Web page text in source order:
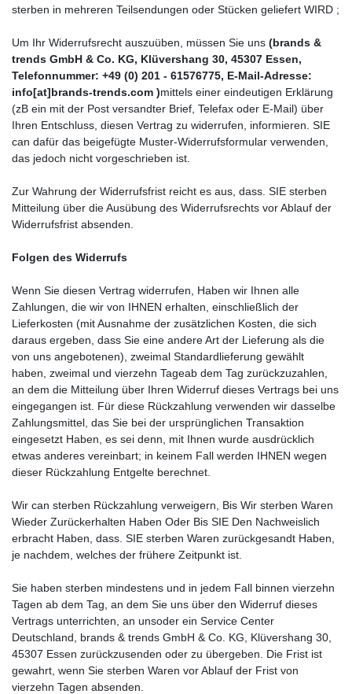
sterben in mehreren Teilsendungen oder Stücken geliefert WIRD ;
Um Ihr Widerrufsrecht auszuüben, müssen Sie uns (brands &
trends GmbH & Co. KG, Klüvershang 30, 45307 Essen,
Telefonnummer: +49 (0) 201 - 61576775, E-Mail-Adresse:
info[at]brands-trends.com )mittels einer eindeutigen Erklärung
(zB ein mit der Post versandter Brief, Telefax oder E-Mail) über
Ihren Entschluss, diesen Vertrag zu widerrufen, informieren. SIE
can dafür das beigefügte Muster-Widerrufsformular verwenden,
das jedoch nicht vorgeschrieben ist.
Zur Wahrung der Widerrufsfrist reicht es aus, dass. SIE sterben
Mitteilung über die Ausübung des Widerrufsrechts vor Ablauf der
Widerrufsfrist absenden.
Folgen des Widerrufs
Wenn Sie diesen Vertrag widerrufen, Haben wir Ihnen alle
Zahlungen, die wir von IHNEN erhalten, einschließlich der
Lieferkosten (mit Ausnahme der zusätzlichen Kosten, die sich
daraus ergeben, dass Sie eine andere Art der Lieferung als die
von uns angebotenen), zweimal Standardlieferung gewählt
haben, zweimal und vierzehn Tageab dem Tag zurückzuzahlen,
an dem die Mitteilung über Ihren Widerruf dieses Vertrags bei uns
eingegangen ist. Für diese Rückzahlung verwenden wir dasselbe
Zahlungsmittel, das Sie bei der ursprünglichen Transaktion
eingesetzt Haben, es sei denn, mit Ihnen wurde ausdrücklich
etwas anderes vereinbart; in keinem Fall werden IHNEN wegen
dieser Rückzahlung Entgelte berechnet.
Wir can sterben Rückzahlung verweigern, Bis Wir sterben Waren
Wieder Zurückerhalten Haben Oder Bis SIE Den Nachweislich
erbracht Haben, dass. SIE sterben Waren zurückgesandt Haben,
je nachdem, welches der frühere Zeitpunkt ist.
Sie haben sterben mindestens und in jedem Fall binnen vierzehn
Tagen ab dem Tag, an dem Sie uns über den Widerruf dieses
Vertrags unterrichten, an unsoder ein Service Center
Deutschland, brands & trends GmbH & Co. KG, Klüvershang 30,
45307 Essen zurückzusenden oder zu übergeben. Die Frist ist
gewahrt, wenn Sie sterben Waren vor Ablauf der Frist von
vierzehn Tagen absenden.